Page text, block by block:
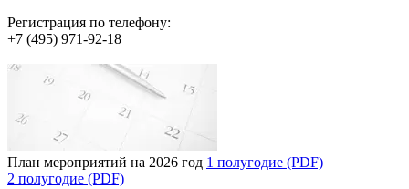
Регистрация по телефону:
+7 (495) 971-92-18
План мероприятий на 2026 год 1 полугодие (PDF)
2 полугодие (PDF)